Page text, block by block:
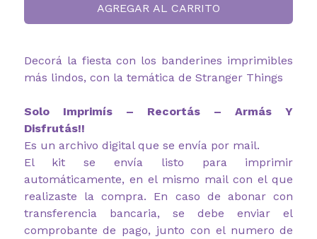
AGREGAR AL CARRITO
Decorá la fiesta con los banderines imprimibles
más lindos, con la temática de Stranger Things
Solo Imprimís – Recortás – Armás Y
Disfrutás!!
Es un archivo digital que se envía por mail.
El kit se envía listo para imprimir
automáticamente, en el mismo mail con el que
realizaste la compra. En caso de abonar con
transferencia bancaria, se debe enviar el
comprobante de pago, junto con el numero de